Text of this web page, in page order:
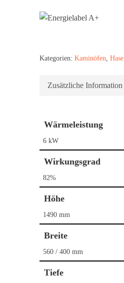
Kategorien: Kaminöfen Hase
Zusätzliche Information
Wärmeleistung
6 kW
Wirkungsgrad
82%
Höhe
1490 mm
Breite
560 / 400 mm
Tiefe